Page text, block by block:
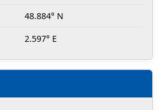
48.884° N
2.597° E